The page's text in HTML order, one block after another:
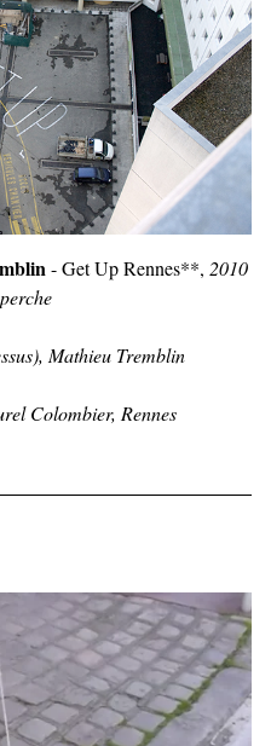
- Get Up Rennes**, 2010
Mathieu Tremblin
Colombier, Rennes